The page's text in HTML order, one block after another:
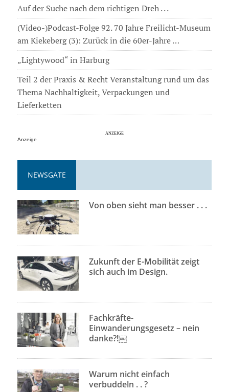
Auf der Suche nach dem richtigen Dreh . . .
(Video-)Podcast-Folge 92. 70 Jahre Freilicht-Museum
am Kiekeberg (3): Zurück in die 60er-Jahre …
„Lightywood“ in Harburg
Teil 2 der Praxis & Recht Veranstaltung rund um das
Thema Nachhaltigkeit, Verpackungen und
Lieferketten
Anzeige
NEWSGATE
Von oben sieht man besser . . .
Zukunft der E-Mobilität zeigt
sich auch im Design.
Fachkräfte-
Einwanderungsgesetz – nein
danke?!￼
Warum nicht einfach
verbuddeln . . ?